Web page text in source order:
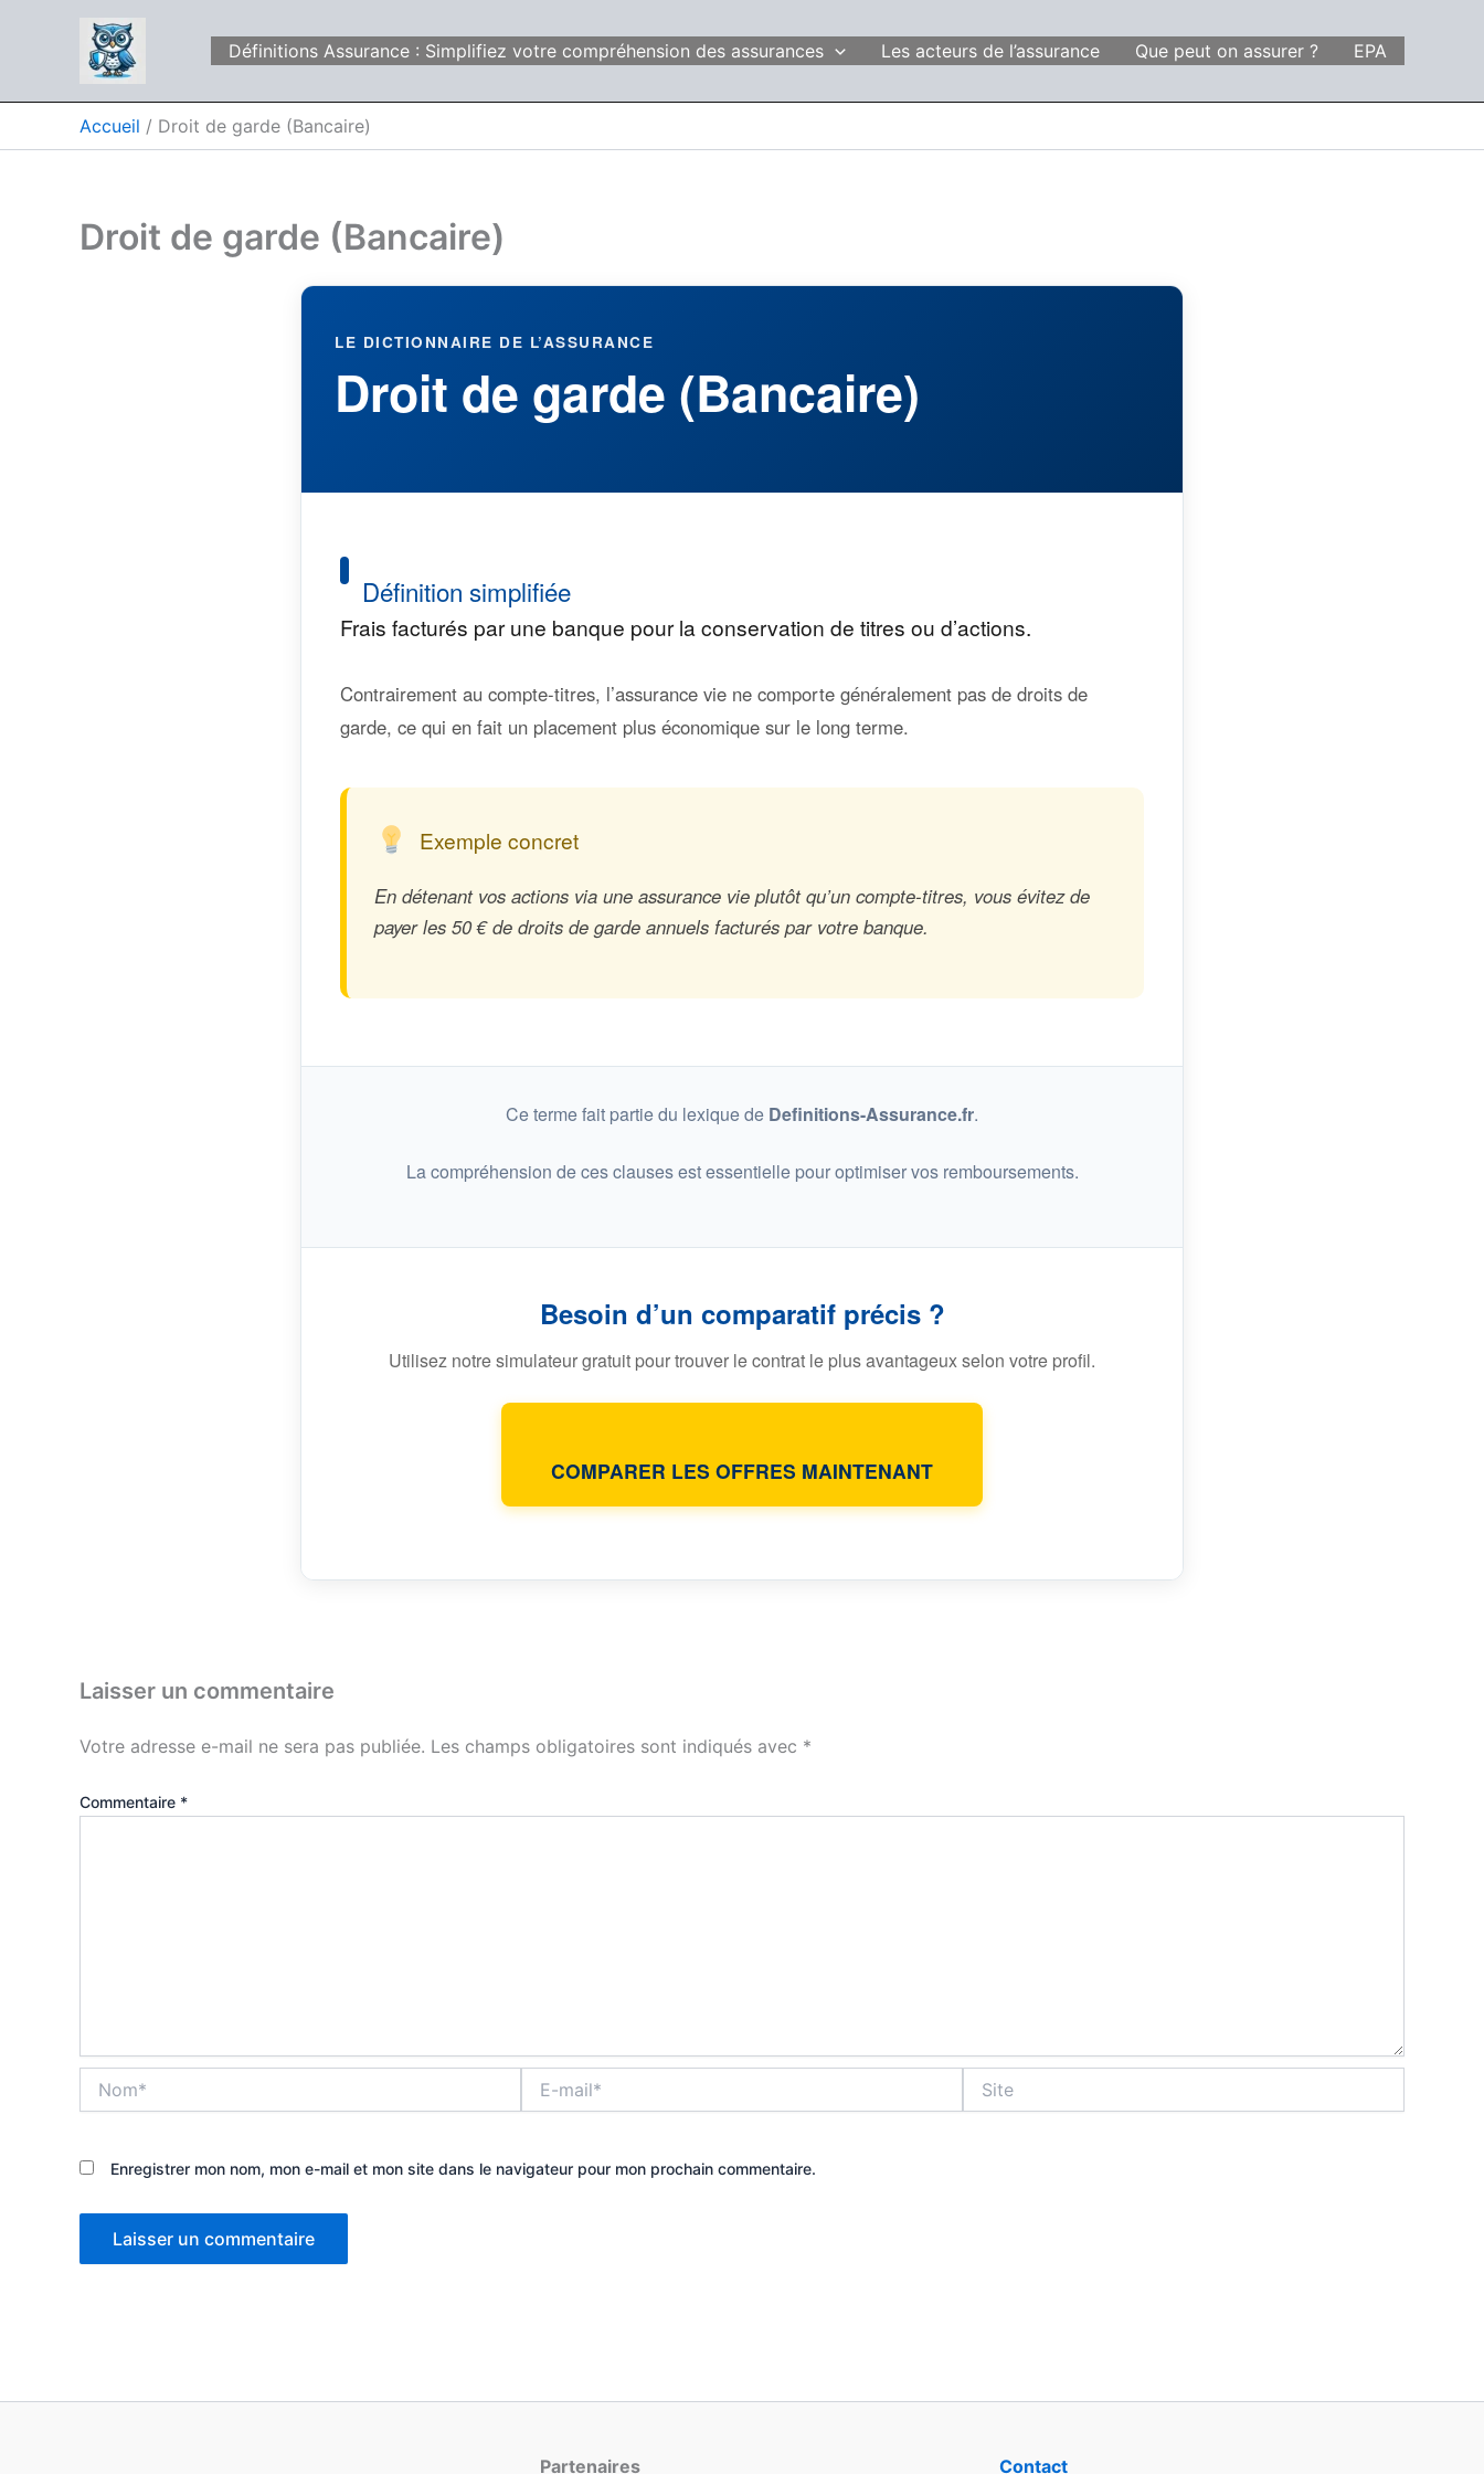
Définitions Assurance : Simplifiez votre compréhension des assurances Les acteurs de l’assurance Que peut on assurer ? EPA
Accueil Droit de garde (Bancaire)
Droit de garde (Bancaire)
LE DICTIONNAIRE DE L’ASSURANCE
Droit de garde (Bancaire)
Définition simplifiée
Frais facturés par une banque pour la conservation de titres ou d’actions.
Contrairement au compte-titres, l’assurance vie ne comporte généralement pas de droits de
garde, ce qui en fait un placement plus économique sur le long terme.
Exemple concret
En détenant vos actions via une assurance vie plutôt qu’un compte-titres, vous évitez de
payer les 50 € de droits de garde annuels facturés par votre banque.
Ce terme fait partie du lexique de Definitions-Assurance.fr.
La compréhension de ces clauses est essentielle pour optimiser vos remboursements.
Besoin d’un comparatif précis ?
Utilisez notre simulateur gratuit pour trouver le contrat le plus avantageux selon votre profil.
COMPARER LES OFFRES MAINTENANT
Laisser un commentaire
Votre adresse e-mail ne sera pas publiée. Les champs obligatoires sont indiqués avec *
Commentaire *
mail*
Enregistrer mon nom, mon e-mail et mon site dans le navigateur pour mon prochain commentaire.
Partenaires Contact